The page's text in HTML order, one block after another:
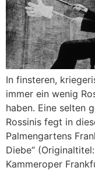
In finsteren,
immer ein wenig
haben. Eine selten
Rossinis fegt in
Palmengartens
Diebe“
Kammeroper